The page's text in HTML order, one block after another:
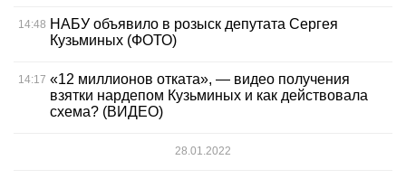
14:48 НАБУ объявило в розыск депутата Сергея
Кузьминых (ФОТО)
14:17 «12 миллионов отката», — видео получения
взятки нардепом Кузьминых и как действовала
схема? (ВИДЕО)
28.01.2022